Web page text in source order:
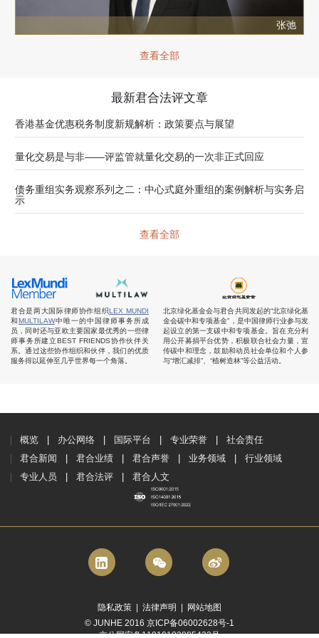
张弛
查看全部
最新君合法评文章
香港基金优惠税务制度新规解析：政策要点与展望
量化交易是与非——评监管就量化交易的一次非正式回应
债务重组实务观察系列之二：中心式庭外重组的案例解析与实务启
示
查看全部
君合是两大国际律师协作组织LEX MUNDI
和MULTILAW中唯一的中国律师事务所成
员，同时还与亚欧主要国家最优秀的一些律
师事务所建立BEST FRIENDS协作伙伴关
系。通过这些协作组织和伙伴，我们的优质
服务得以延伸至几乎世界每一个角落。
北京绿化基金会与君合共同发起的“北京绿化基
金会碳中和专项基金”，是中国律师行业参与发
起设立的第一支碳中和专项基金。旨在充分利
用公开募捐平台优势，积极联合社会力量，宣
传碳中和理念，鼓励和动员社会单位和个人参
与“增汇减排”、“植树造林”等公益活动。
概览 办公网络 国际平台 专业荣誉
社会责任
君合新闻
君合业绩 君合声誉 业务领域
行业领域
专业人员
君合法评 君合人文
隐私政策 法律声明
网站地图
© JUNHE 2016 京ICP备06002628号-1
京公网安备11010102005423号